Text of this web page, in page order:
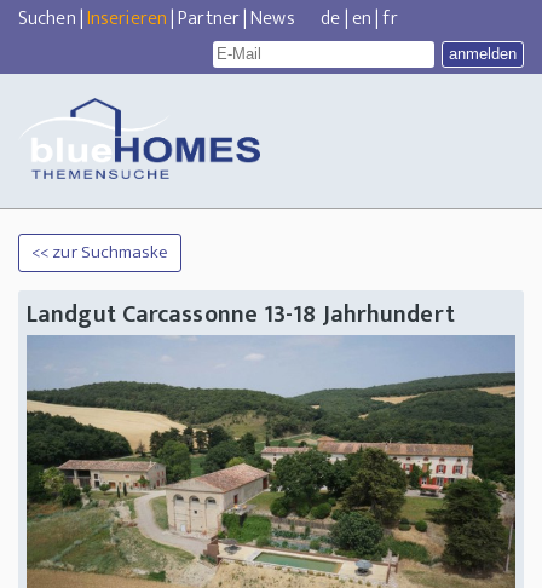
Suchen|Inserieren|Partner|News de|en|fr
<< zur Suchmaske
Landgut Carcassonne 13-18 Jahrhundert